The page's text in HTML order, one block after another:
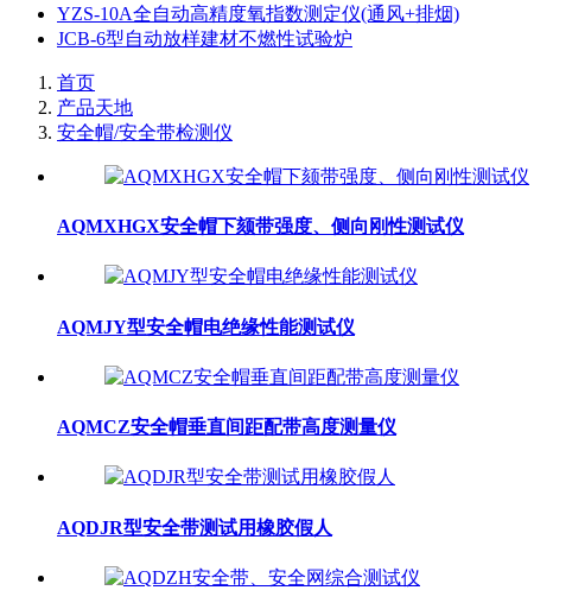
YZS-10A全自动高精度氧指数测定仪(通风+排烟)
JCB-6型自动放样建材不燃性试验炉
首页
产品天地
安全帽/安全带检测仪
AQMXHGX安全帽下颏带强度、侧向刚性测试仪
AQMJY型安全帽电绝缘性能测试仪
AQMCZ安全帽垂直间距配带高度测量仪
AQDJR型安全带测试用橡胶假人